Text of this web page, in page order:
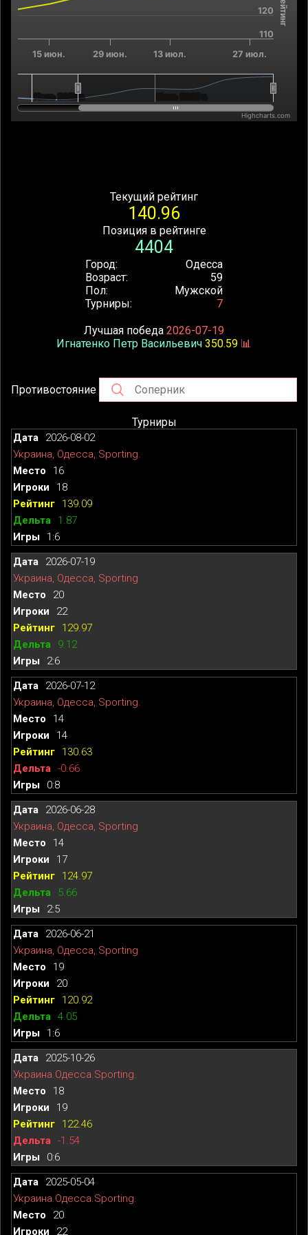
15 июн. 29 июн. 13 июл. 27 июл.
Июль 2025 г.
Июль 2025 г.
120
110
Highcharts.com
End of interactive chart.
Город
Одесса
Возраст
59
Пол
Мужской
Турниры
7
Текущий рейтинг
140.96
Позиция в рейтинге
4404
Лучшая победа 2026-07-19
Игнатенко Петр Васильевич 350.59 📊
Противостояние
Турниры
2026-08-02
Украина, Одесса, Sporting.
16
18
139.09
1.87
1:6
2026-07-19
Украина, Одесса, Sporting
20
22
129.97
9.12
2:6
2026-07-12
Украина, Одесса, Sporting.
14
14
130.63
-0.66
0:8
2026-06-28
Украина, Одесса, Sporting
14
17
124.97
5.66
2:5
2026-06-21
Украина, Одесса, Sporting
19
20
120.92
4.05
1:6
2025-10-26
Украина.Одесса.Sporting.
18
19
122.46
-1.54
0:6
2025-05-04
Украина.Одесса.Sporting.
20
22